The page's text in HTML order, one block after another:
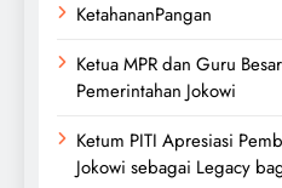
KetahananPangan
Ketua MPR dan Guru
Pemerintahan Jokowi
Ketum PITI Apresiasi
Jokowi sebagai Legacy